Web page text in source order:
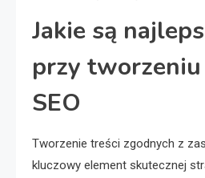
Jakie są
przy
SEO
Tworzenie treści zgodnych z
kluczowy element skutecznej